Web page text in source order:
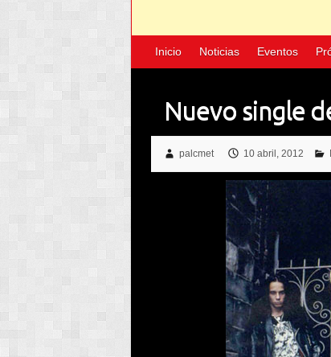
Inicio Noticias Eventos
Nuevo single
palcmet 10 abril, 2012